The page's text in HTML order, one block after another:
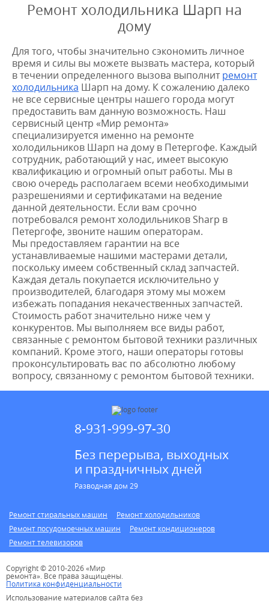
Ремонт холодильника Шарп на
дому
Для того, чтобы значительно сэкономить личное
время и силы вы можете вызвать мастера, который
в течении определенного вызова выполнитремонт
холодильника Шарп на дому. К сожалению далеко
не все сервисные центры нашего города могут
предоставить вам данную возможность. Наш
сервисный центр «Мир ремонта»
специализируется именно на ремонте
холодильников Шарп на дому в Петергофе. Каждый
сотрудник, работающий у нас, имеет высокую
квалификацию и огромный опыт работы. Мы в
свою очередь располагаем всеми необходимыми
разрешениями и сертификатами на ведение
данной деятельности. Если вам срочно
потребовался ремонт холодильников Sharp в
Петергофе, звоните нашим операторам.
Мы предоставляем гарантии на все
устанавливаемые нашими мастерами детали,
поскольку имеем собственный склад запчастей.
Каждая деталь покупается исключительно у
производителей, благодаря этому мы можем
избежать попадания некачественных запчастей.
Стоимость работ значительно ниже чем у
конкурентов. Мы выполняем все виды работ,
связанные с ремонтом бытовой техники различных
компаний. Кроме этого, наши операторы готовы
проконсультировать вас по абсолютно любому
вопросу, связанному с ремонтом бытовой техники.
8-931-999-97-30
Без перерыва, выходных
и праздничных дней
Разводная дом 29
Ремонт стиральных машин
Ремонт холодильников
Ремонт посудомоечных машин
Ремонт кондиционеров
Ремонт телевизоров
Copyright © 2010-2026 «Мир
ремонта». Все права защищены.
Политика конфиденциальности
Использование материалов сайта без